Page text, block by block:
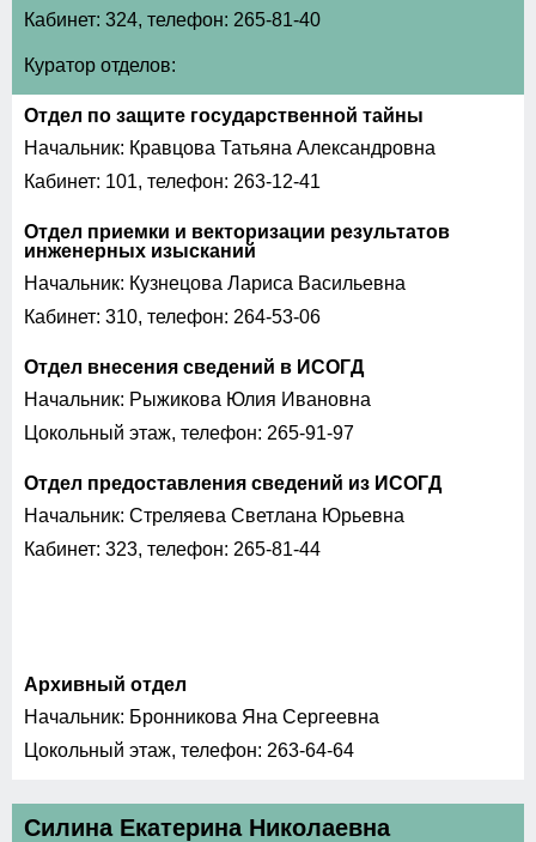
Кабинет: 324, телефон: 265-81-40
Куратор отделов:
Отдел по защите государственной тайны
Начальник: Кравцова Татьяна Александровна
Кабинет: 101, телефон: 263-12-41
Отдел приемки и векторизации результатов
инженерных изысканий
Начальник: Кузнецова Лариса Васильевна
Кабинет: 310, телефон: 264-53-06
Отдел внесения сведений в ИСОГД
Начальник: Рыжикова Юлия Ивановна
Цокольный этаж, телефон: 265-91-97
Отдел предоставления сведений из ИСОГД
Начальник: Стреляева Светлана Юрьевна
Кабинет: 323, телефон: 265-81-44
Архивный отдел
Начальник: Бронникова Яна Сергеевна
Цокольный этаж, телефон: 263-64-64
Силина Екатерина Николаевна